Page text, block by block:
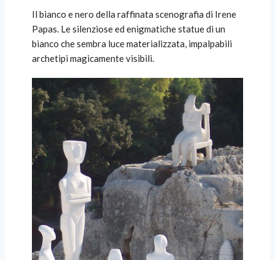
Il bianco e nero della raffinata scenografia di Irene
Papas. Le silenziose ed enigmatiche statue di un
bianco che sembra luce materializzata, impalpabili
archetipi magicamente visibili.